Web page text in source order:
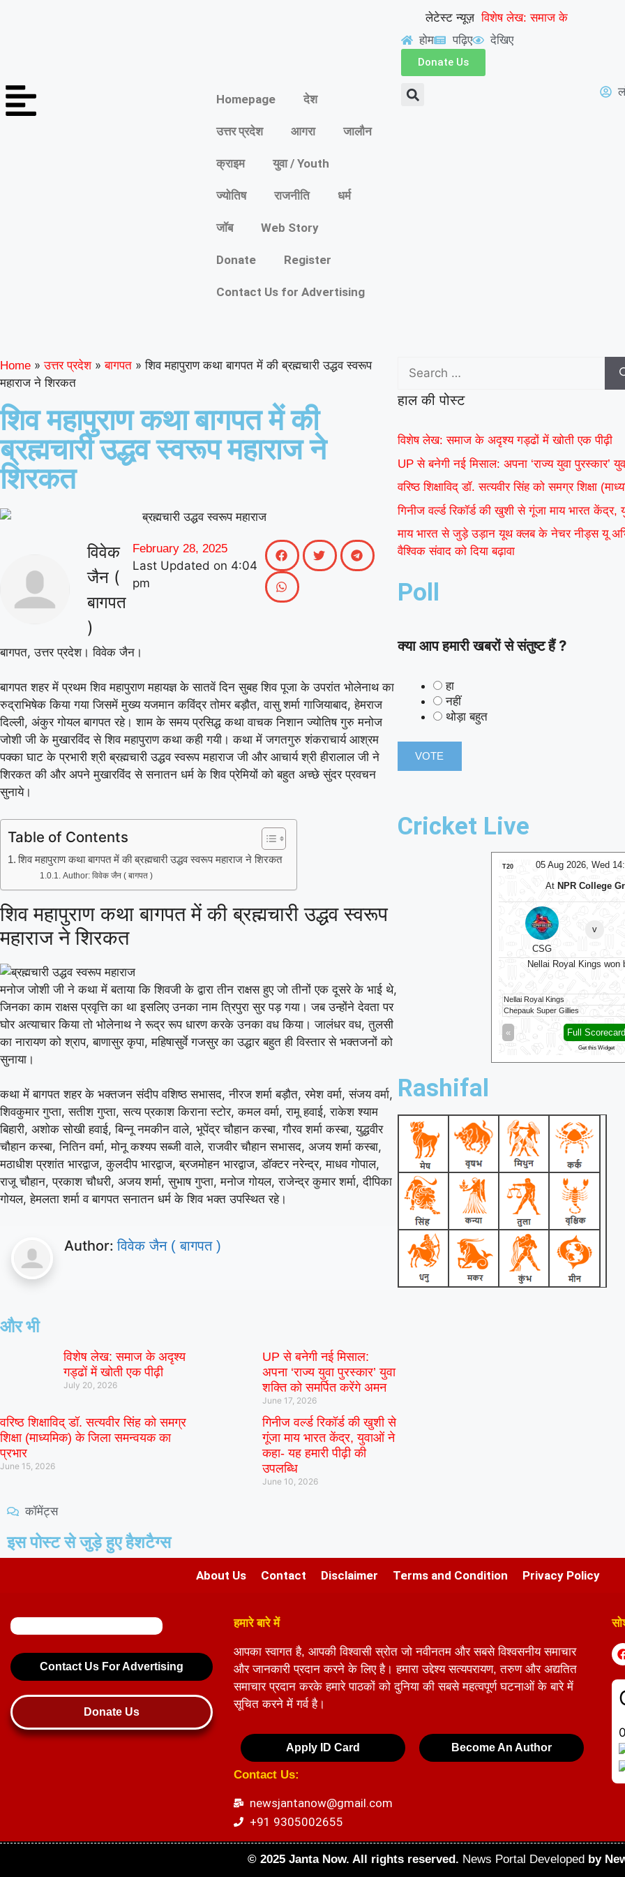
लेटेस्ट न्यूज़ विशेष लेख: समाज के
अदृश्य गड्ढों में खोती एक
पीढ़ी
अभियान ने पर्यावरण
अनुकूल जीवनशैली पर
वैश्विक संवाद को दिया
बढ़ावा | MY Bharat के
विश्व रिकॉर्ड समारोह में जब
होम पढ़िए देखिए
Donate Us
Homepage देश
उत्तर प्रदेश आगरा जालौन
क्राइम युवा / Youth
ज्योतिष राजनीति धर्म
जॉब Web Story
Donate Register
Contact Us for Advertising
Home » उत्तर प्रदेश » बागपत » शिव महापुराण कथा बागपत में की ब्रह्मचारी उद्धव स्वरूप
महाराज ने शिरकत
शिव महापुराण कथा बागपत में की
ब्रह्मचारी उद्धव स्वरूप महाराज ने
शिरकत
विवेक
जैन (
बागपत
)
February 28, 2025
Last Updated on 4:04
pm
बागपत, उत्तर प्रदेश। विवेक जैन।
बागपत शहर में प्रथम शिव महापुराण महायज्ञ के सातवें दिन सुबह शिव पूजा के उपरांत भोलेनाथ का
रुद्राभिषेक किया गया जिसमें मुख्य यजमान कविंद्र तोमर बड़ौत, वासु शर्मा गाजियाबाद, हेमराज
दिल्ली, अंकुर गोयल बागपत रहे। शाम के समय प्रसिद्ध कथा वाचक निशान ज्योतिष गुरु मनोज
जोशी जी के मुखारविंद से शिव महापुराण कथा कही गयी। कथा में जगतगुरु शंकराचार्य आश्रम
पक्का घाट के प्रभारी श्री ब्रह्मचारी उद्धव स्वरूप महाराज जी और आचार्य श्री हीरालाल जी ने
शिरकत की और अपने मुखारविंद से सनातन धर्म के शिव प्रेमियों को बहुत अच्छे सुंदर प्रवचन
सुनाये।
Table of Contents
शिव महापुराण कथा बागपत में की ब्रह्मचारी उद्धव स्वरूप महाराज ने शिरकत
Author: विवेक जैन ( बागपत )
शिव महापुराण कथा बागपत में की ब्रह्मचारी उद्धव स्वरूप
महाराज ने शिरकत
मनोज जोशी जी ने कथा में बताया कि शिवजी के द्वारा तीन राक्षस हुए जो तीनों एक दूसरे के भाई थे,
जिनका काम राक्षस प्रवृत्ति का था इसलिए उनका नाम त्रिपुरा सुर पड़ गया। जब उन्होंने देवता पर
घोर अत्याचार किया तो भोलेनाथ ने रूद्र रूप धारण करके उनका वध किया। जालंधर वध, तुलसी
का नारायण को श्राप, बाणासुर कृपा, महिषासुर्वे गजसुर का उद्धार बहुत ही विस्तार से भक्तजनों को
सुनाया।
कथा में बागपत शहर के भक्तजन संदीप वशिष्ठ सभासद, नीरज शर्मा बड़ौत, रमेश वर्मा, संजय वर्मा,
शिवकुमार गुप्ता, सतीश गुप्ता, सत्य प्रकाश किराना स्टोर, कमल वर्मा, रामू हवाई, राकेश श्याम
बिहारी, अशोक सोखी हवाई, बिन्नू नमकीन वाले, भूपेंद्र चौहान कस्बा, गौरव शर्मा कस्बा, युद्धवीर
चौहान कस्बा, नितिन वर्मा, मोनू कश्यप सब्जी वाले, राजवीर चौहान सभासद, अजय शर्मा कस्बा,
मठाधीश प्रशांत भारद्वाज, कुलदीप भारद्वाज, ब्रजमोहन भारद्वाज, डॉक्टर नरेन्द्र, माधव गोपाल,
राजू चौहान, प्रकाश चौधरी, अजय शर्मा, सुभाष गुप्ता, मनोज गोयल, राजेन्द्र कुमार शर्मा, दीपिका
गोयल, हेमलता शर्मा व बागपत सनातन धर्म के शिव भक्त उपस्थित रहे।
Author:विवेक जैन ( बागपत )
और भी
विशेष लेख: समाज के अदृश्य
गड्ढों में खोती एक पीढ़ी
July 20, 2026
UP से बनेगी नई मिसाल:
अपना ‘राज्य युवा पुरस्कार’ युवा
शक्ति को समर्पित करेंगे अमन
June 17, 2026
वरिष्ठ शिक्षाविद् डॉ. सत्यवीर सिंह को समग्र
शिक्षा (माध्यमिक) के जिला समन्वयक का
प्रभार
June 15, 2026
गिनीज वर्ल्ड रिकॉर्ड की खुशी से
गूंजा माय भारत केंद्र, युवाओं ने
कहा- यह हमारी पीढ़ी की
उपलब्धि
June 10, 2026
हाल की पोस्ट
विशेष लेख: समाज के अदृश्य गड्ढों में खोती एक पीढ़ी
UP से बनेगी नई मिसाल: अपना ‘राज्य युवा पुरस्कार’
वरिष्ठ शिक्षाविद् डॉ. सत्यवीर सिंह को समग्र शिक्षा
गिनीज वर्ल्ड रिकॉर्ड की खुशी से गूंजा माय भारत केंद्र,
माय भारत से जुड़े उड़ान यूथ क्लब के नेचर नीड्स यू
वैश्विक संवाद को दिया बढ़ावा
Poll
क्या आप हमारी खबरों से संतुष्ट हैं ?
हा
नहीं
थोड़ा बहुत
Cricket Live
Birmingham Phoenix
Trent Rockets
Full Scorecard
Get this Widget
05 Aug 2026, Wed
T20
At NPR College
CSG
v
Nellai Royal Kings won
Nellai Royal Kings
Chepauk Super Gillies
« Full Scorecard
Get this Widget
Rashifal
कॉमेंट्स
इस पोस्ट से जुड़े हुए हैशटैग्स
About Us Contact Disclaimer Terms and Condition Privacy Policy
Contact Us For Advertising
Donate Us
हमारे बारे में
आपका स्वागत है, आपकी विश्वासी स्रोत जो नवीनतम और सबसे विश्वसनीय समाचार
और जानकारी प्रदान करने के लिए है। हमारा उद्देश्य सत्यपरायण, तरुण और अद्यतित
समाचार प्रदान करके हमारे पाठकों को दुनिया की सबसे महत्वपूर्ण घटनाओं के बारे में
सूचित करने में गर्व है।
Apply ID Card Become An Author
Contact Us:
newsjantanow@gmail.com
+91 9305002655
0
© 2025 Janta Now. All rights reserved. News Portal Developed by